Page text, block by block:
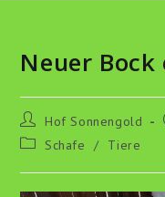
Neuer Bock
Beitrags-
Autor:
Hof Sonnengold
Beitrags-
Schafe / Tiere